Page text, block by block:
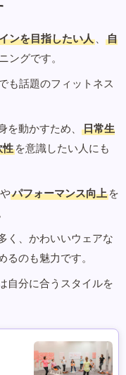
ンを目指したい人 、
自
ングです。
も話題のフィットネス
動かすため、
日常生
性 を意識したい人にも
やパフォーマンス向上 を
く、かわいいウェアな
のも魅力です。
自分に合うスタイルを